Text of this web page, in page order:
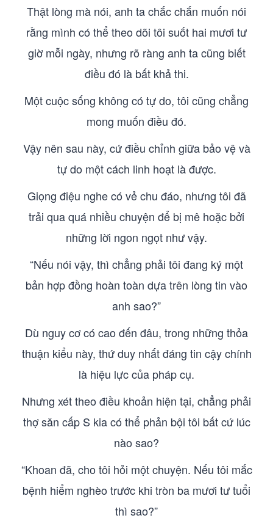
Thật lòng mà nói, anh ta chắc chắn muốn nói
rằng mình có thể theo dõi tôi suốt hai mươi tư
giờ mỗi ngày, nhưng rõ ràng anh ta cũng biết
điều đó là bất khả thi.
Một cuộc sống không có tự do, tôi cũng chẳng
mong muốn điều đó.
Vậy nên sau này, cứ điều chỉnh giữa bảo vệ và
tự do một cách linh hoạt là được.
Giọng điệu nghe có vẻ chu đáo, nhưng tôi đã
trải qua quá nhiều chuyện để bị mê hoặc bởi
những lời ngon ngọt như vậy.
“Nếu nói vậy, thì chẳng phải tôi đang ký một
bản hợp đồng hoàn toàn dựa trên lòng tin vào
anh sao?”
Dù nguy cơ có cao đến đâu, trong những thỏa
thuận kiểu này, thứ duy nhất đáng tin cậy chính
là hiệu lực của pháp cụ.
Nhưng xét theo điều khoản hiện tại, chẳng phải
thợ săn cấp S kia có thể phản bội tôi bất cứ lúc
nào sao?
“Khoan đã, cho tôi hỏi một chuyện. Nếu tôi mắc
bệnh hiểm nghèo trước khi tròn ba mươi tư tuổi
thì sao?”